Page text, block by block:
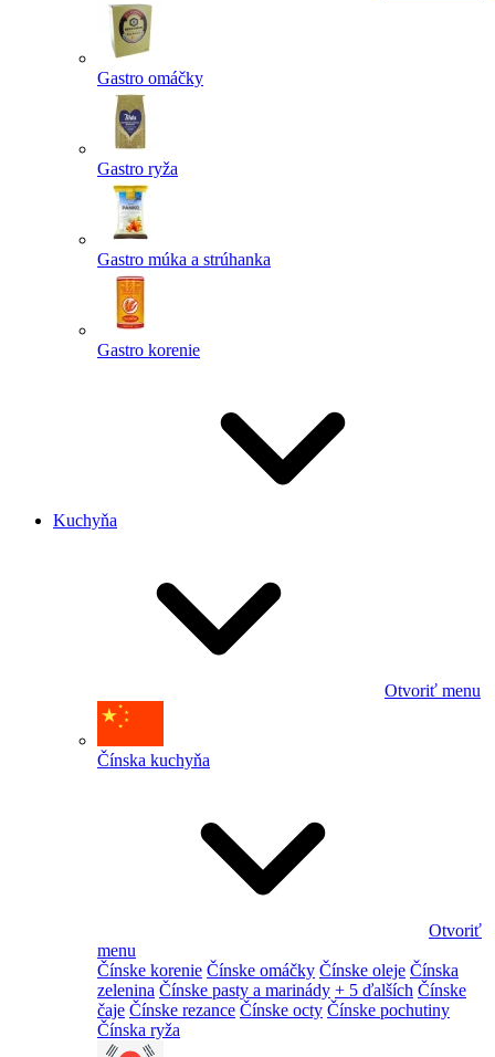
Gastro omáčky
Gastro ryža
Gastro múka a strúhanka
Gastro korenie
Kuchyňa
Otvoriť menu
Čínska kuchyňa
Otvoriť
menu
Čínske korenie Čínske omáčky Čínske oleje Čínska
zelenina Čínske pasty a marinády + 5 ďalších Čínske
čaje Čínske rezance Čínske octy Čínske pochutiny
Čínska ryža